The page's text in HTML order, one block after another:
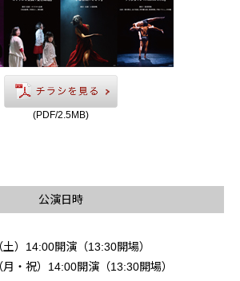
(PDF/2.5MB)
公演日時
）14:00開演（13:30開場）
・祝）14:00開演（13:30開場）